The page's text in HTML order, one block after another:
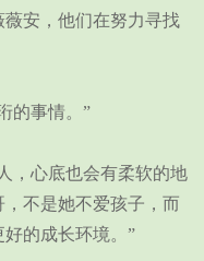
安，他们在努力寻找
的事情。”
，心底也会有柔软的地
不是她不爱孩子，而
的成长环境。”